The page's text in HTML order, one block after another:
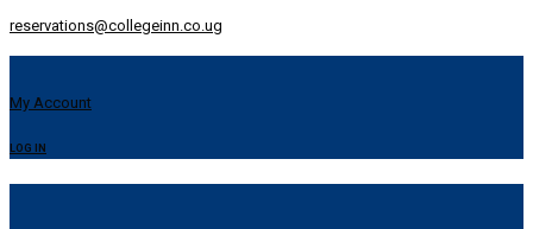
reservations@collegeinn.co.ug
My Account
LOG IN